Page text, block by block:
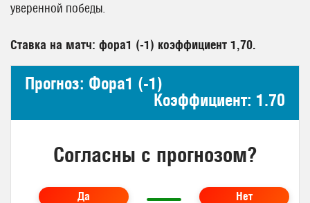
уверенной победы.
Ставка на матч: фора1 (-1) коэффициент 1,70.
Прогноз: Фора1 (-1)
Коэффициент: 1.70
Согласны с прогнозом?
Да
Нет